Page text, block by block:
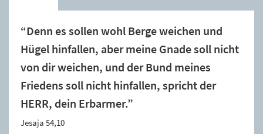
“Denn es sollen wohl Berge weichen und
Hügel hinfallen, aber meine Gnade soll nicht
von dir weichen, und der Bund meines
Friedens soll nicht hinfallen, spricht der
HERR, dein Erbarmer.”
Jesaja 54,10